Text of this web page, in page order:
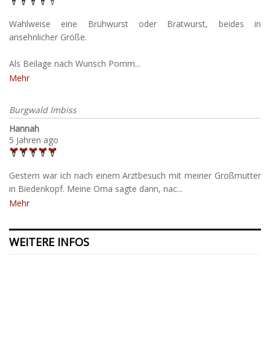
Wahlweise eine Brühwurst oder Bratwurst, beides in
ansehnlicher Größe.
Als Beilage nach Wunsch Pomm...
Mehr
Burgwald Imbiss
Hannah
5 Jahren ago
Gestern war ich nach einem Arztbesuch mit meiner Großmutter
in Biedenkopf. Meine Oma sagte dann, nac...
Mehr
WEITERE INFOS